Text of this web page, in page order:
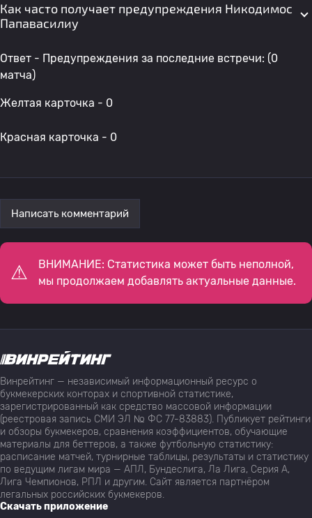
Как часто получает предупреждения Никодимос
Папавасилиу
Ответ - Предупреждения за последние встречи: (0
матча)
Желтая карточка - 0
Красная карточка - 0
Написать комментарий
ВНИМАНИЕ: Статистика может быть неполной,
мы продолжаем добавлять актуальные данные.
Винрейтинг — независимый информационный ресурс о
букмекерских конторах и спортивной статистике,
зарегистрированный как средство массовой информации
(реестровая запись СМИ ЭЛ № ФС 77-83883). Публикует рейтинги
и обзоры букмекеров, сравнения коэффициентов, обучающие
материалы для беттеров, а также футбольную статистику:
расписание матчей, турнирные таблицы, результаты и статистику
по ведущим лигам мира — АПЛ, Бундеслига, Ла Лига, Серия А,
Лига Чемпионов, РПЛ и другим. Сайт является партнёром
легальных российских букмекеров.
Скачать приложение